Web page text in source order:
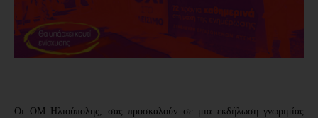
Οι ΟΜ Ηλιούπολης, σας προσκαλούν σε μια εκδήλωση γνωριμίας